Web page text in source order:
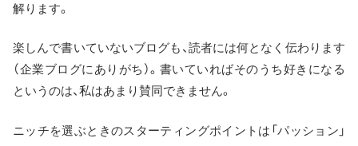
解ります。
楽しんで書いていないブログも、読者には何となく伝わります
（企業ブログにありがち）。書いていればそのうち好きになる
というのは、私はあまり賛同できません。
ニッチを選ぶときのスターティングポイントは「パッション」